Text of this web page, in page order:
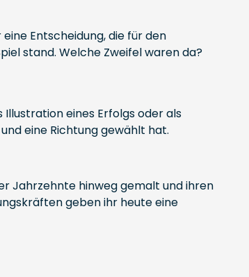
Entscheidung, die für den
stand. Welche Zweifel waren da?
eines Erfolgs oder als
eine Richtung gewählt hat.
Jahrzehnte hinweg gemalt und ihren
geben ihr heute eine